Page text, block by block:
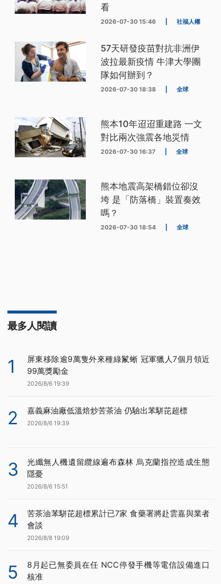
看
2026-07-30 15:46 社福人權
57天研發疫苗對抗非洲伊
波拉最新疫情 牛津大學團
隊如何辦到？
2026-07-30 18:38 全球
熊本10年迢迢重建路 一文
對比兩次強震各地災情
2026-07-30 16:37 全球
熊本地震高架橋錯位卻沒
垮 是「防落橋」裝置奏效
嗎？
2026-07-30 18:54 全球
最多人閱讀
1
屏東移除逾9萬隻外來種綠鬣蜥 冠軍獵人7個月領近
99萬獎勵金
2026/8/6 19:39
2 嘉義麻油廠低溫焙炒苦茶油 仍驗出苯駢芘超標
2026/8/6 19:39
3
光纖無人機遺留纜線遍布森林 烏克蘭指控造成生態
隱憂
2026/8/6 15:51
4
苦茶油苯駢芘超標累計已7家 食藥署將赴雲嘉與業者
會談
2026/8/8 19:09
5
8月起已無委員在任 NCC停發手機等電信設備進口
核准